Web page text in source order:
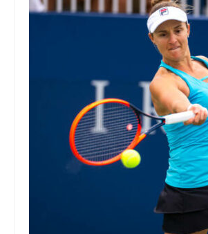
UNIVERSO CAD
CAD FEDERAL